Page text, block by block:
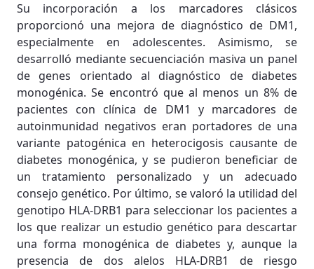
Su incorporación a los marcadores clásicos
proporcionó una mejora de diagnóstico de DM1,
especialmente en adolescentes. Asimismo, se
desarrolló mediante secuenciación masiva un panel
de genes orientado al diagnóstico de diabetes
monogénica. Se encontró que al menos un 8% de
pacientes con clínica de DM1 y marcadores de
autoinmunidad negativos eran portadores de una
variante patogénica en heterocigosis causante de
diabetes monogénica, y se pudieron beneficiar de
un tratamiento personalizado y un adecuado
consejo genético. Por último, se valoró la utilidad del
genotipo HLA-DRB1 para seleccionar los pacientes a
los que realizar un estudio genético para descartar
una forma monogénica de diabetes y, aunque la
presencia de dos alelos HLA-DRB1 de riesgo